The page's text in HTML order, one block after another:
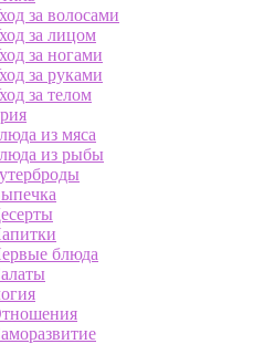
за волосами
за лицом
за ногами
за руками
за телом
из мяса
из рыбы
блюда